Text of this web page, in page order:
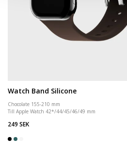
Watch Band Silicone
Chocolate 155-210 mm
Till Apple Watch 42*/44/45/46/49 mm
249 SEK